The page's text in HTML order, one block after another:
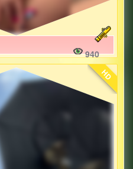
940
HD